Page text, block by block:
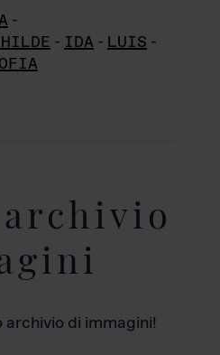
-
- IDA - LUIS -
archivio
archivio di immagini!